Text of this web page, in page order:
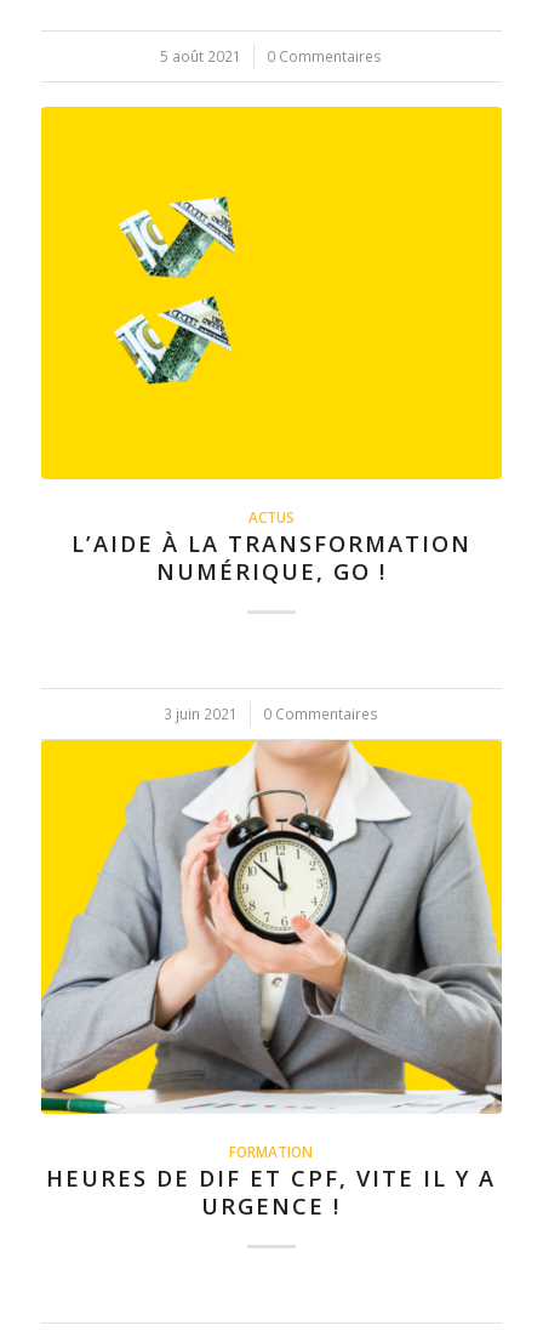
5 août 2021
/ 0 Commentaires
ACTUS
L’AIDE À LA TRANSFORMATION
NUMÉRIQUE, GO !
3 juin 2021
/ 0 Commentaires
FORMATION
HEURES DE DIF ET CPF, VITE IL Y A
URGENCE !